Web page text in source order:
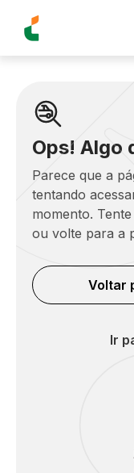
Ops! Algo
Parece que a
tentando
momento.
ou volte para a
Voltar
Ir